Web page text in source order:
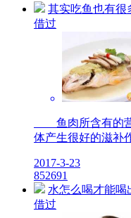
其实吃鱼也有很
借过
鱼肉所含有的营
体产生很好的滋补
2017-3-23
852691
水怎么喝才能喝
借过